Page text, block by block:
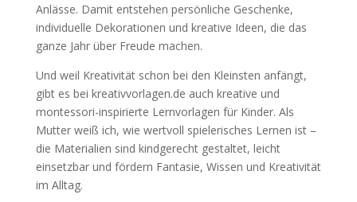
Anlässe. Damit entstehen persönliche Geschenke,
individuelle Dekorationen und kreative Ideen, die das
ganze Jahr über Freude machen.
Und weil Kreativität schon bei den Kleinsten anfängt,
gibt es bei kreativvorlagen.de auch kreative und
montessori-inspirierte Lernvorlagen für Kinder. Als
Mutter weiß ich, wie wertvoll spielerisches Lernen ist –
die Materialien sind kindgerecht gestaltet, leicht
einsetzbar und fördern Fantasie, Wissen und Kreativität
im Alltag.